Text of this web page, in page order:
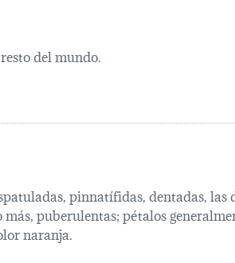
del mundo.
pinnatífidas, dentadas, las
puberulentas; pétalos
naranja.